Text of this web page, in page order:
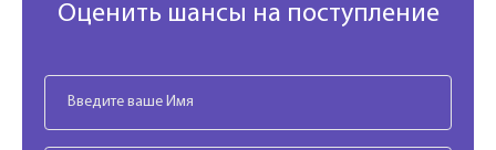
Оценить шансы на поступление